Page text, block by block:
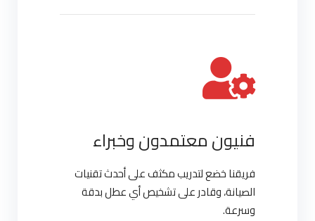
فنيون معتمدون وخبراء
فريقنا خضع لتدريب مكثف على أحدث تقنيات
الصيانة، وقادر على تشخيص أي عطل بدقة
وسرعة.